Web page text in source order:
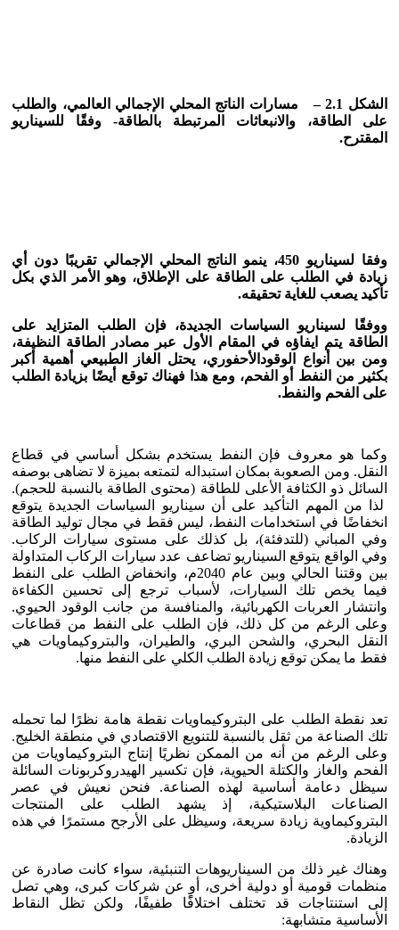
الشكل 2.1 –
مسارات الناتج المحلي الإجمالي العالمي، والطلب
على الطاقة، والانبعاثات المرتبطة بالطاقة- وفقًا للسيناريو
المقترح.
وفقا لسيناريو 450، ينمو الناتج المحلي الإجمالي تقريبًا دون أي
زيادة في الطلب على الطاقة على الإطلاق، وهو الأمر الذي بكل
تأكيد يصعب للغاية تحقيقه.
ووفقًا لسيناريو السياسات الجديدة، فإن الطلب المتزايد على
الطاقة يتم ايفاؤه في المقام الأول عبر مصادر الطاقة النظيفة،
ومن بين أنواع الوقود الأحفوري، يحتل الغاز الطبيعي أهمية أكبر
بكثير من النفط أو الفحم، ومع هذا فهناك توقع أيضًا بزيادة الطلب
على الفحم والنفط.
وكما هو معروف فإن النفط يستخدم بشكل أساسي في قطاع
النقل. ومن الصعوبة بمكان استبداله لتمتعه بميزة لا تضاهى بوصفه
السائل ذو الكثافة الأعلى للطاقة (محتوى الطاقة بالنسبة للحجم).
لذا من المهم التأكيد على أن سيناريو السياسات الجديدة يتوقع
انخفاضًا في استخدامات النفط، ليس فقط في مجال توليد الطاقة
وفي المباني (للتدفئة)، بل كذلك على مستوى سيارات الركاب.
وفي الواقع يتوقع السيناريو تضاعف عدد سيارات الركاب المتداولة
بين وقتنا الحالي وبين عام 2040م، وانخفاض الطلب على النفط
فيما يخص تلك السيارات، لأسباب ترجع إلى تحسين الكفاءة
وانتشار العربات الكهربائية، والمنافسة من جانب الوقود الحيوي.
وعلى الرغم من كل ذلك، فإن الطلب على النفط من قطاعات
النقل البحري، والشحن البري، والطيران، والبتروكيماويات هي
فقط ما يمكن توقع زيادة الطلب الكلي على النفط منها.
تعد نقطة الطلب على البتروكيماويات نقطة هامة نظرًا لما تحمله
تلك الصناعة من ثقل بالنسبة للتنويع الاقتصادي في منطقة الخليج.
وعلى الرغم من أنه من الممكن نظريًا إنتاج البتروكيماويات من
الفحم والغاز والكتلة الحيوية، فإن تكسير الهيدروكربونات السائلة
سيظل دعامة أساسية لهذه الصناعة. فنحن نعيش في عصر
الصناعات البلاستيكية، إذ يشهد الطلب على المنتجات
البتروكيماوية زيادة سريعة، وسيظل على الأرجح مستمرًا في هذه
الزيادة.
وهناك غير ذلك من السيناريوهات التنبئية، سواء كانت صادرة عن
منظمات قومية أو دولية أخرى، أو عن شركات كبرى، وهي تصل
إلى استنتاجات قد تختلف اختلافًًا طفيفًا، ولكن تظل النقاط
الأساسية متشابهة: